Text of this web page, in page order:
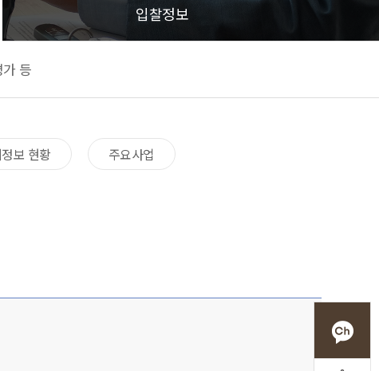
입찰정보
등
보 현황​ 주요사업​